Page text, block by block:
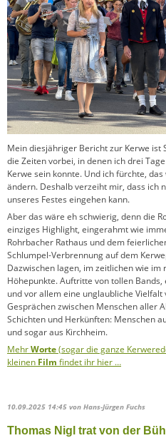
Mein diesjähriger Bericht zur Kerwe ist
die Zeiten vorbei, in denen ich drei
Kerwe sein konnte. Und ich fürchte,
ändern. Deshalb verzeiht mir, dass ich
unseres Festes eingehen kann.
Aber das wäre eh schwierig, denn die
einziges Highlight, eingerahmt wie
Rohrbacher Rathaus und dem
Schlumpel-Verbrennung auf dem
Dazwischen lagen, im zeitlichen wie im
Höhepunkte. Auftritte von tollen
und vor allem eine unglaubliche Vielfalt
Gesprächen zwischen Menschen aller
Schichten und Herkünften: Menschen
und sogar aus Kirchheim.
MehrWorte(sogar die ganze
kleinen Film findet ihr hier …
10.09.2025 14:45 von Hans-Jürgen Fuchs
Thomas Nigl trat von der